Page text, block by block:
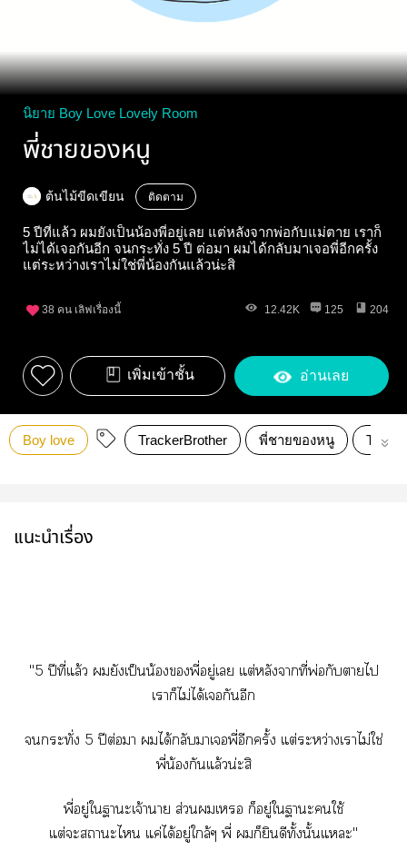
นิยาย Boy Love Lovely Room
พี่ชายของหนู
ต้นไม้ขีดเขียน ติดตาม
5 ปีที่แล้ว ผมยังเป็นน้องพี่อยู่เลย แต่หลังจากพ่อกับแม่ตาย เราก็
ไม่ได้เจอกันอีก จนกระทั่ง 5 ปี ต่อมา ผมได้กลับมาเจอพี่อีกครั้ง
แต่ระหว่างเราไม่ใช่พี่น้องกันแล้วน่ะสิ
38 คน เลิฟเรื่องนี้ 12.42K 125 204
เพิ่มเข้าชั้น อ่านเลย
Boy love TrackerBrother พี่ชายของหนู
แนะนำเรื่อง
"5 ปีที่แล้ว ยังเป็นน้องพี่อยู่เ แต่หลังาที่พ่อกับาไ
เาก็ไม่ได้เกันอีก
กระทั่ง 5 ปีต่อมา ได้กลับาเพี่อีกครั้ง แต่ระหว่างเาไม่ใช่
พี่น้องกันแล้วน่ะสิ
พี่อยู่ใาะเจ้าา ส่วนเ ก็อยู่ใาะใช้
แต่ะาะไ แค่ได้อยู่ใกล้ๆ พี่ ก็ยินดีทั้งนั้นแะ"